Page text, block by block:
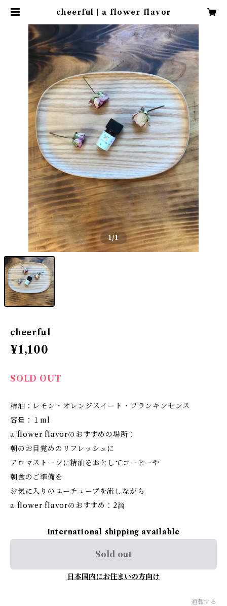
cheerful | a flower flavor
1/1
cheerful
¥1,100
SOLD OUT
精油：レモン・オレンジスイート・フランキンセンス
容量：１ml
a flower flavorのおすすめの場所：
朝のお目覚めのリフレッシュに
アロマストーンに精油をおとしてコーヒーや
朝食のご準備を
お気に入りのユーチューブを流しながら
a flower flavorのおすすめ：2滴
International shipping available
Sold out
日本国内にお住まいの方向け
通報する